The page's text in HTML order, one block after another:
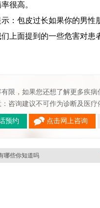
很高。
包皮过长如果你的男性
上面提到的一些危害对
限，如果您还想了解更多疾
咨询建议不可作为诊断及医疗
预约 点击网上咨询
哪些你知道吗